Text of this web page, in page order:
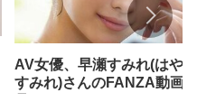
AV女優、早瀬すみれ(はやせ
すみれ)さんのFANZA動画